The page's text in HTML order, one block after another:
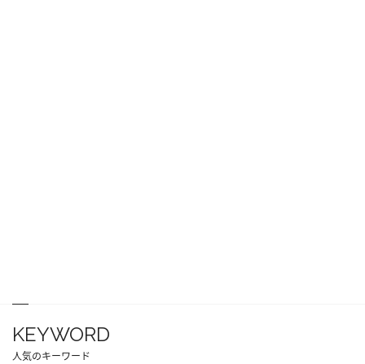
KEYWORD
人気のキーワード